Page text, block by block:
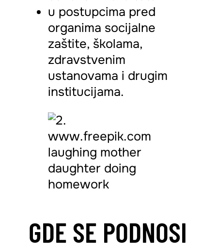
u postupcima pred
organima socijalne
zaštite, školama,
zdravstvenim
ustanovama i drugim
institucijama.
GDE SE PODNOSI